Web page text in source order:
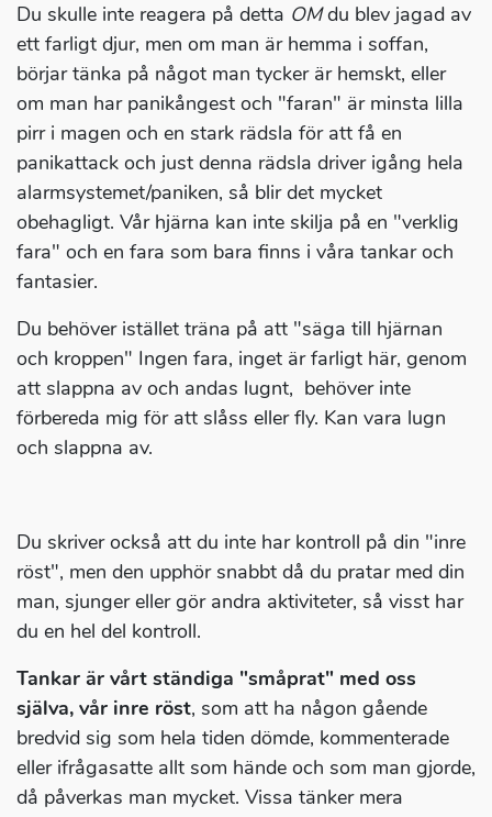
Du skulle inte reagera på detta OMdu blev jagad av
ett farligt djur, men om man är hemma i soffan,
börjar tänka på något man tycker är hemskt, eller
om man har panikångest och "faran" är minsta lilla
pirr i magen och en stark rädsla för att få en
panikattack och just denna rädsla driver igång hela
alarmsystemet/paniken, så blir det mycket
obehagligt. Vår hjärna kan inte skilja på en "verklig
fara" och en fara som bara finns i våra tankar och
fantasier.
Du behöver istället träna på att "säga till hjärnan
och kroppen" Ingen fara, inget är farligt här, genom
att slappna av och andas lugnt, behöver inte
förbereda mig för att slåss eller fly. Kan vara lugn
och slappna av.
Du skriver också att du inte har kontroll på din "inre
röst", men den upphör snabbt då du pratar med din
man, sjunger eller gör andra aktiviteter, så visst har
du en hel del kontroll.
Tankar är vårt ständiga "småprat" med oss
själva, vår inre röst, som att ha någon gående
bredvid sig som hela tiden dömde, kommenterade
eller ifrågasatte allt som hände och som man gjorde,
då påverkas man mycket. Vissa tänker mera